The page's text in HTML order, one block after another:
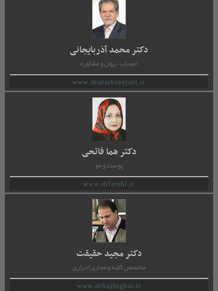
دکتر محمد آذربایجانی
اعصاب ، روان و مشاوره
www.drazarbayejani.ir
دکتر هما فاتحی
پوست و مو
www.drfatehi.ir
دکتر مجید حقیقت
متخصص کلیه و مجاری ادراری
www.drhaghighat.ir